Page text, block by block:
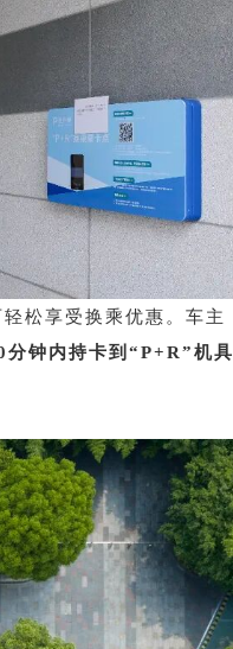
松享受换乘优惠。车主
分钟内持卡到“P+R”机具